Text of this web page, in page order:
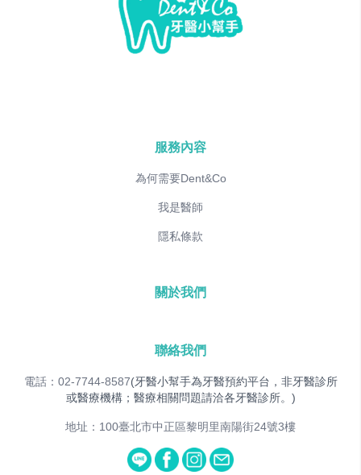
服務內容
為何需要Dent&Co
我是醫師
隱私條款
關於我們
聯絡我們
電話：02-7744-8587(牙醫小幫手為牙醫預約平台，非牙醫診所
或醫療機構；醫療相關問題請洽各牙醫診所。)
地址：100臺北市中正區黎明里南陽街24號3樓